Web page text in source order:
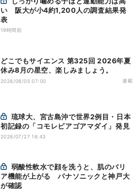
い 阪大が小4約1,200人の調査結果発
表
19時間前
どこでもサイエンス 第325回 2026年夏
休み8月の星空、楽しみましょう。
2026/08/05 07:00 連載
初記録の「コモレビアゴアマダイ」発見
2026/07/27 16:43
ア機能が上がる パナソニックと神戸大
が確認